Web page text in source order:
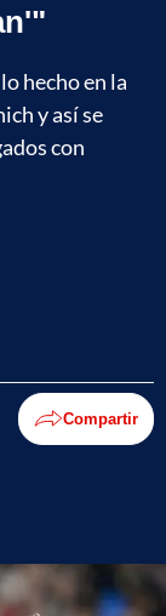
hecho en la
y así se
con
Compartir